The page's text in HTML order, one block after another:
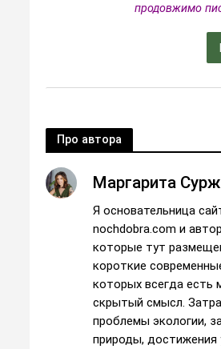
продовжимо
Про автора
Маргарита
Я основательница
nochdobra.com и
которые тут
короткие
которых всегда есть
скрытый смысл.
проблемы экологии,
природы, достижения